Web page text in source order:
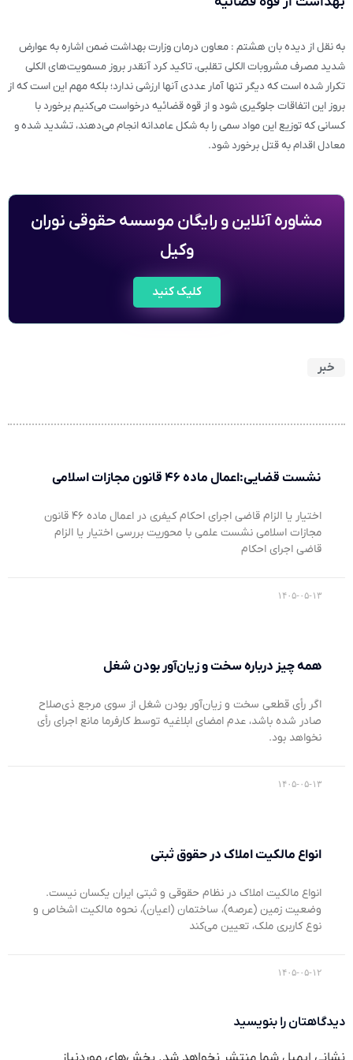
به نقل از دیده بان هشتم : معاون درمان وزارت بهداشت ضمن اشاره به عوارض
شدید مصرف مشروبات الکلی تقلبی، تاکید کرد آنقدر بروز مسمویت‌های الکلی
تکرار شده است که دیگر تنها آمار عددی آنها ارزشی ندارد؛ بلکه مهم این است که از
بروز این اتفاقات جلوگیری شود و از قوه قضائیه درخواست می‌کنیم برخورد با
کسانی که توزیع این مواد سمی را به شکل عامدانه انجام می‌دهند، تشدید شده و
معادل اقدام به قتل برخورد شود.
مشاوره آنلاین و رایگان موسسه حقوقی نوران
وکیل
کلیک کنید
خبر
نشست قضایی:اعمال ماده ۴۶ قانون مجازات اسلامی
اختیار یا الزام قاضی اجرای احکام کیفری در اعمال ماده ۴۶ قانون
مجازات اسلامی نشست علمی با محوریت بررسی اختیار یا الزام
قاضی اجرای احکام
۱۴۰۵-۰۵-۱۳
همه چیز درباره سخت و زیان‌آور بودن شغل
اگر رأی قطعی سخت و زیان‌آور بودن شغل از سوی مرجع ذی‌صلاح
صادر شده باشد، عدم امضای ابلاغیه توسط کارفرما مانع اجرای رأی
نخواهد بود.
۱۴۰۵-۰۵-۱۳
انواع مالکیت املاک در حقوق ثبتی
انواع مالکیت املاک در نظام حقوقی و ثبتی ایران یکسان نیست.
وضعیت زمین (عرصه)، ساختمان (اعیان)، نحوه مالکیت اشخاص و
نوع کاربری ملک، تعیین می‌کند
۱۴۰۵-۰۵-۱۲
دیدگاهتان را بنویسید